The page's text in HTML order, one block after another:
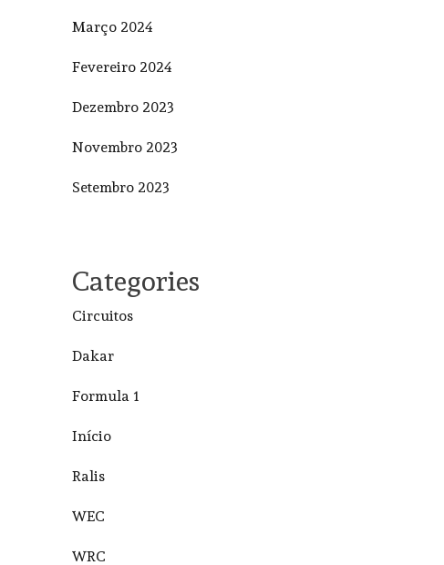
Março 2024
Fevereiro 2024
Dezembro 2023
Novembro 2023
Setembro 2023
Categories
Circuitos
Dakar
Formula 1
Início
Ralis
WEC
WRC